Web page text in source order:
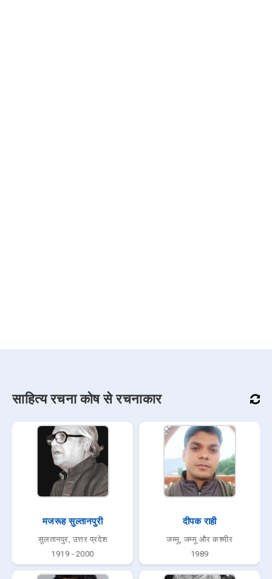
साहित्य रचना कोष से रचनाकार
मजरूह सुल्तानपुरी
सुलतानपुर, उत्तर प्रदेश
1919 - 2000
दीपक राही
जम्मू, जम्मू और कश्मीर
1989